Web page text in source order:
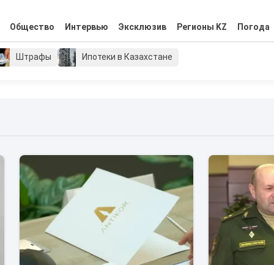
Общество Интервью Эксклюзив Регионы KZ Погода
Штрафы Ипотеки в Казахстане